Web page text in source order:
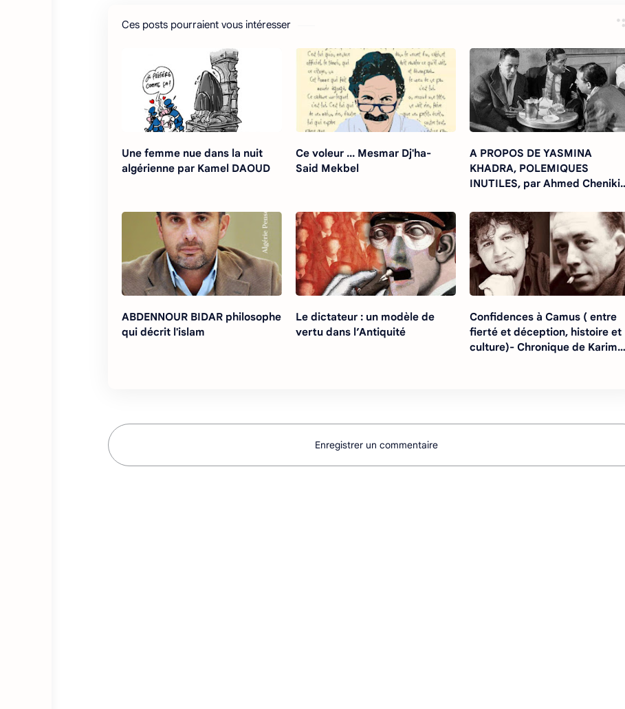
Ces posts pourraient vous intéresser
Une femme nue dans la nuit
algérienne par Kamel DAOUD
Ce voleur ... Mesmar Dj'ha-
Said Mekbel
A PROPOS DE YASMINA
KHADRA, POLEMIQUES
INUTILES, par Ahmed Cheniki
ABDENNOUR BIDAR philosophe
qui décrit l'islam
Le dictateur : un modèle de
vertu dans l’Antiquité
Confidences à Camus ( entre
fierté et déception, histoire et
culture)- Chronique de Karim
Enregistrer un commentaire